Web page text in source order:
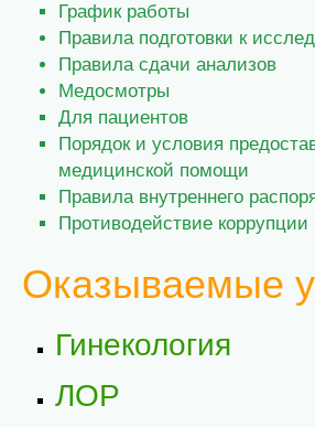
График работы
Правила подготовки к
Правила сдачи анализов
Медосмотры
Для пациентов
Порядок и условия
медицинской помощи
Правила внутреннего
Противодействие коррупции
Оказываемые
Гинекология
ЛОР